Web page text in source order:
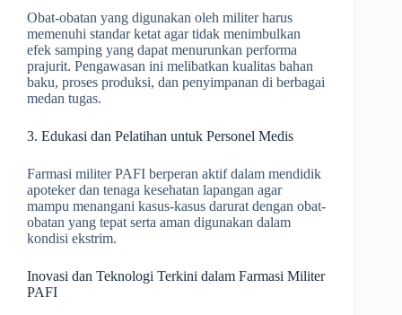
Obat-obatan yang digunakan oleh militer harus
memenuhi standar ketat agar tidak menimbulkan
efek samping yang dapat menurunkan performa
prajurit. Pengawasan ini melibatkan kualitas bahan
baku, proses produksi, dan penyimpanan di berbagai
medan tugas.
3. Edukasi dan Pelatihan untuk Personel Medis
Farmasi militer PAFI berperan aktif dalam mendidik
apoteker dan tenaga kesehatan lapangan agar
mampu menangani kasus-kasus darurat dengan obat-
obatan yang tepat serta aman digunakan dalam
kondisi ekstrim.
Inovasi dan Teknologi Terkini dalam Farmasi Militer
PAFI